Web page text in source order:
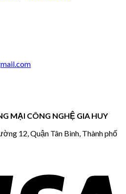
MẠI CÔNG NGHỆ GIA HUY
12, Quận Tân Bình, Thành phố